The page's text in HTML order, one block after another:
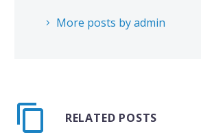
More posts by admin
RELATED POSTS